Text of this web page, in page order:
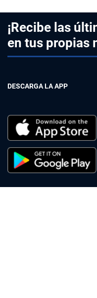
¡Recibe las
en tus propias
DESCARGA LA APP